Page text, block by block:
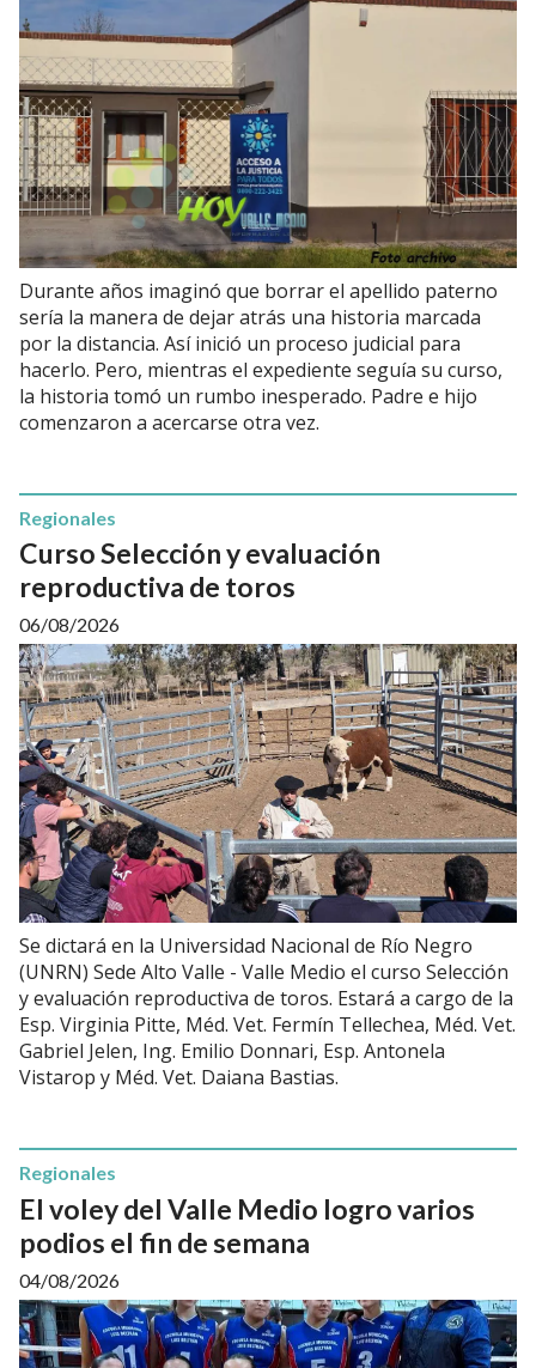
Durante años imaginó que borrar el apellido paterno
sería la manera de dejar atrás una historia marcada
por la distancia. Así inició un proceso judicial para
hacerlo. Pero, mientras el expediente seguía su curso,
la historia tomó un rumbo inesperado. Padre e hijo
comenzaron a acercarse otra vez.
Curso Selección y evaluación
reproductiva de toros
Regionales
06/08/2026
Se dictará en la Universidad Nacional de Río Negro
(UNRN) Sede Alto Valle - Valle Medio el curso Selección
y evaluación reproductiva de toros. Estará a cargo de la
Esp. Virginia Pitte, Méd. Vet. Fermín Tellechea, Méd. Vet.
Gabriel Jelen, Ing. Emilio Donnari, Esp. Antonela
Vistarop y Méd. Vet. Daiana Bastias.
El voley del Valle Medio logro varios
podios el fin de semana
Regionales
04/08/2026